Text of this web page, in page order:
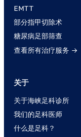
EMTT
部分指甲切除术
糖尿病足部筛查
查看所有治疗服务 →
关于
关于海峡足科诊所
我们的足科医师
什么是足科？